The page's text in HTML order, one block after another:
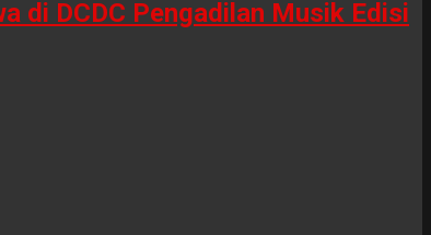
di DCDC Pengadilan Musik Edisi